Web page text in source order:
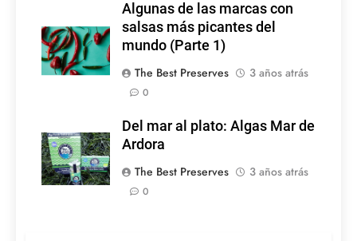
Algunas de las marcas con
salsas más picantes del
mundo (Parte 1)
The Best Preserves
3 años atrás
0
Del mar al plato: Algas Mar de
Ardora
The Best Preserves
3 años atrás
0